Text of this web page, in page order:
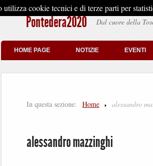
Pontedera2020 Dal cuore della
HOME PAGE NOTIZIE EVENTI
In questa sezione: Home alessandro
alessandro mazzinghi
utilizza cookie tecnici e di terze parti per